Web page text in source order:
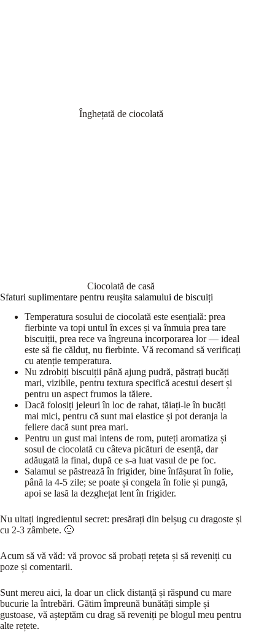
Înghețată de ciocolată
Ciocolată de casă
Sfaturi suplimentare pentru reușita salamului de biscuiți
Temperatura sosului de ciocolată este esențială: prea
fierbinte va topi untul în exces și va înmuia prea tare
biscuiții, prea rece va îngreuna incorporarea lor — ideal
este să fie călduț, nu fierbinte. Vă recomand să verificați
cu atenție temperatura.
Nu zdrobiți biscuiții până ajung pudră, păstrați bucăți
mari, vizibile, pentru textura specifică acestui desert și
pentru un aspect frumos la tăiere.
Dacă folosiți jeleuri în loc de rahat, tăiați-le în bucăți
mai mici, pentru că sunt mai elastice și pot deranja la
feliere dacă sunt prea mari.
Pentru un gust mai intens de rom, puteți aromatiza și
sosul de ciocolată cu câteva picături de esență, dar
adăugată la final, după ce s-a luat vasul de pe foc.
Salamul se păstrează în frigider, bine înfășurat în folie,
până la 4-5 zile; se poate și congela în folie și pungă,
apoi se lasă la dezghețat lent în frigider.
Nu uitați ingredientul secret: presărați din belșug cu dragoste și
cu 2-3 zâmbete. 🙂
Acum să vă văd: vă provoc să probați rețeta și să reveniți cu
poze și comentarii.
Sunt mereu aici, la doar un click distanță și răspund cu mare
bucurie la întrebări. Gătim împreună bunătăți simple și
gustoase, vă așteptăm cu drag să reveniți pe blogul meu pentru
alte rețete.